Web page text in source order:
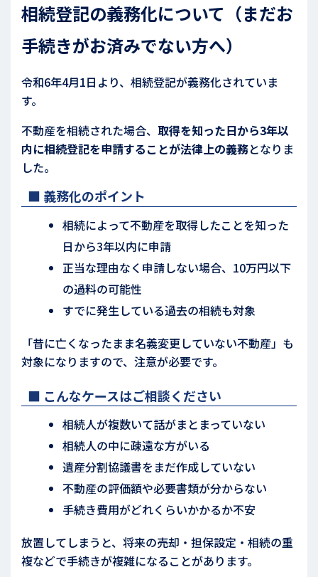
相続登記の義務化について（まだお
手続きがお済みでない方へ）
令和6年4月1日より、相続登記が義務化されていま
す。
不動産を相続された場合、 取得を知った日から3年以
内に相続登記を申請することが法律上の義務となりま
した。
■ 義務化のポイント
相続によって不動産を取得したことを知った
日から3年以内に申請
正当な理由なく申請しない場合、10万円以下
の過料の可能性
すでに発生している過去の相続も対象
「昔に亡くなったまま名義変更していない不動産」も
対象になりますので、注意が必要です。
■ こんなケースはご相談ください
相続人が複数いて話がまとまっていない
相続人の中に疎遠な方がいる
遺産分割協議書をまだ作成していない
不動産の評価額や必要書類が分からない
手続き費用がどれくらいかかるか不安
放置してしまうと、将来の売却・担保設定・相続の重
複などで手続きが複雑になることがあります。